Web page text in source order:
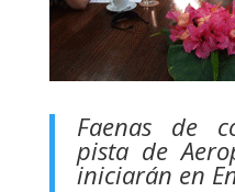
Faenas de
pista de
iniciarán en